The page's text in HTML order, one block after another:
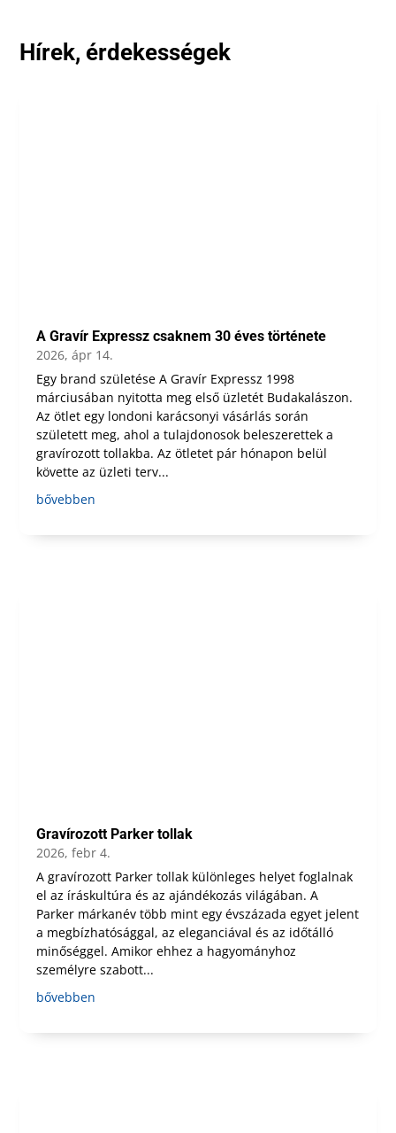
Hírek, érdekességek
A Gravír Expressz csaknem 30 éves története
2026, ápr 14.
Egy brand születése A Gravír Expressz 1998
márciusában nyitotta meg első üzletét Budakalászon.
Az ötlet egy londoni karácsonyi vásárlás során
született meg, ahol a tulajdonosok beleszerettek a
gravírozott tollakba. Az ötletet pár hónapon belül
követte az üzleti terv...
bővebben
Gravírozott Parker tollak
2026, febr 4.
A gravírozott Parker tollak különleges helyet foglalnak
el az íráskultúra és az ajándékozás világában. A
Parker márkanév több mint egy évszázada egyet jelent
a megbízhatósággal, az eleganciával és az időtálló
minőséggel. Amikor ehhez a hagyományhoz
személyre szabott...
bővebben